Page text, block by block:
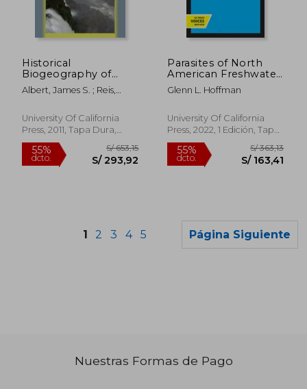
55% S/ 334,57 55%
Historical
Biogeography of
Neotropical
Freshwater Fishes (en
Albert, James S. ; Reis,
University Of California
Press, 2011, Tapa Dura,
Nuevo
Parasites of North
American Freshwater
Fishes (en Inglés)
Glenn L. Hoffman
University Of California
Press, 2022, 1 Edición, Tapa
Blanda, Nuevo
1 2 3 4 5 Página Siguiente
Nuestras Formas de Pago